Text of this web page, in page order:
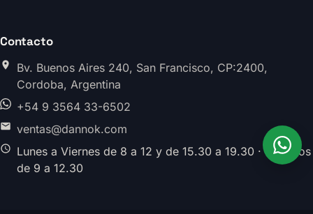
Contacto
Bv. Buenos Aires 240, San Francisco, CP:2400,
Cordoba, Argentina
+54 9 3564 33-6502
ventas@dannok.com
Lunes a Viernes de 8 a 12 y de 15.30 a 19.30 · Sabados
de 9 a 12.30